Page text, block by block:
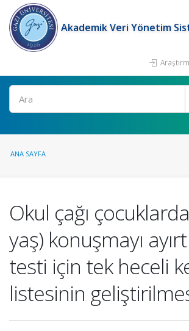
Akademik Veri Yönetim
Ara
ANA SAYFA
Okul çağı
yaş) konuşmayı
testi için tek heceli
listesinin